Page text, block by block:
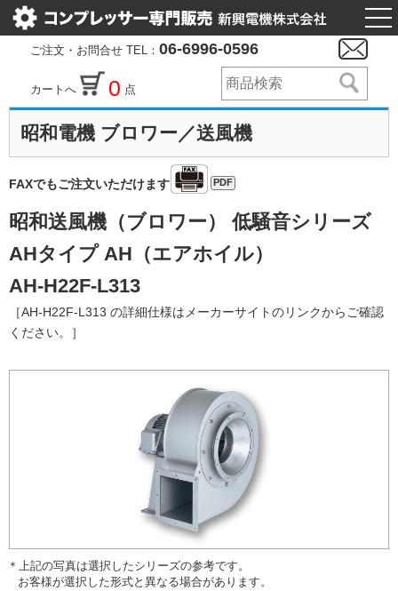
ご注文・お問合せ TEL： 06-6996-0596
カートへ 0 点
昭和電機 ブロワー／送風機
FAXでもご注文いただけます PDF
昭和送風機（ブロワー） 低騒音シリーズ
AHタイプ AH（エアホイル）
AH-H22F-L313
［AH-H22F-L313 の詳細仕様はメーカーサイトのリンクからご確認
ください。］
＊上記の写真は選択したシリーズの参考です。
お客様が選択した形式と異なる場合があります。